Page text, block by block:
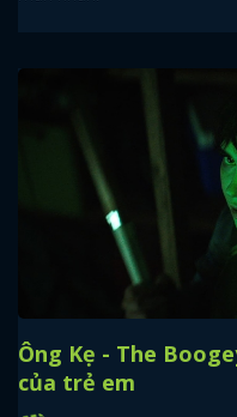
Ông Kẹ - The
của trẻ em